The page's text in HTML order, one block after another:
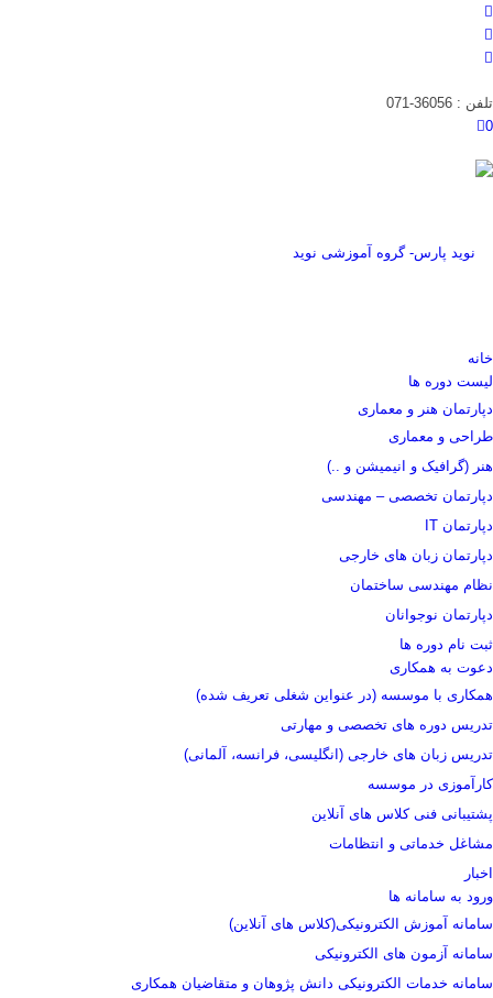
تلفن : 36056-071
0
خانه
لیست دوره ها
دپارتمان هنر و معماری
طراحی و معماری
هنر (گرافیک و انیمیشن و ..)
دپارتمان تخصصی – مهندسی
دپارتمان IT
دپارتمان زبان های خارجی
نظام مهندسی ساختمان
دپارتمان نوجوانان
ثبت نام دوره ها
دعوت به همکاری
همکاری با موسسه (در عنواین شغلی تعریف شده)
تدریس دوره های تخصصی و مهارتی
تدریس زبان های خارجی (انگلیسی، فرانسه، آلمانی)
کارآموزی در موسسه
پشتیبانی فنی کلاس های آنلاین
مشاغل خدماتی و انتظامات
اخبار
ورود به سامانه ها
سامانه آموزش الکترونیکی(کلاس های آنلاین)
سامانه آزمون های الکترونیکی
سامانه خدمات الکترونیکی دانش پژوهان و متقاضیان همکاری